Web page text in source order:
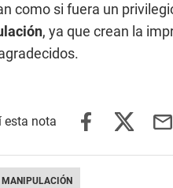
como si fuera un
, ya que crean la
MANIPULACIÓN